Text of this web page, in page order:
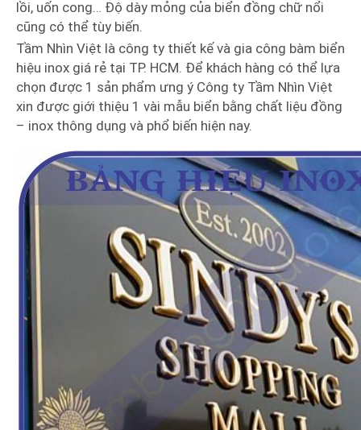
lồi, uốn cong… Độ dày mỏng của biển đồng chữ nổi
cũng có thể tùy biến.
Tầm Nhìn Việt là công ty thiết kế và gia công bàm biển
hiệu inox giá rẻ tại TP. HCM. Để khách hàng có thể lựa
chọn được 1 sản phẩm ưng ý Công ty Tầm Nhìn Việt
xin được giới thiệu 1 vài mẫu biển bằng chất liệu đồng
– inox thông dụng và phổ biến hiện nay.